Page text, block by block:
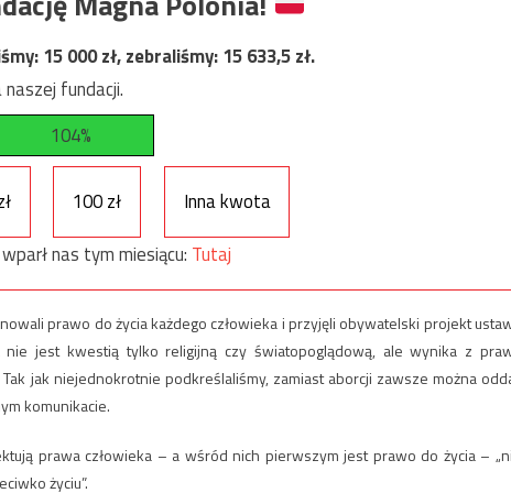
15 000zł, zebraliśmy:15 633,5zł.
fundacji.
104%
100 zł
Inna kwota
nas tym miesiącu: Tutaj
prawo do życia każdego człowieka i przyjęli obywatelski projekt
nie jest kwestią tylko religijną czy światopoglądową, ale wynika z
jak niejednokrotnie podkreślaliśmy, zamiast aborcji zawsze można
komunikacie.
prawa człowieka – a wśród nich pierwszym jest prawo do życia –
życiu”.